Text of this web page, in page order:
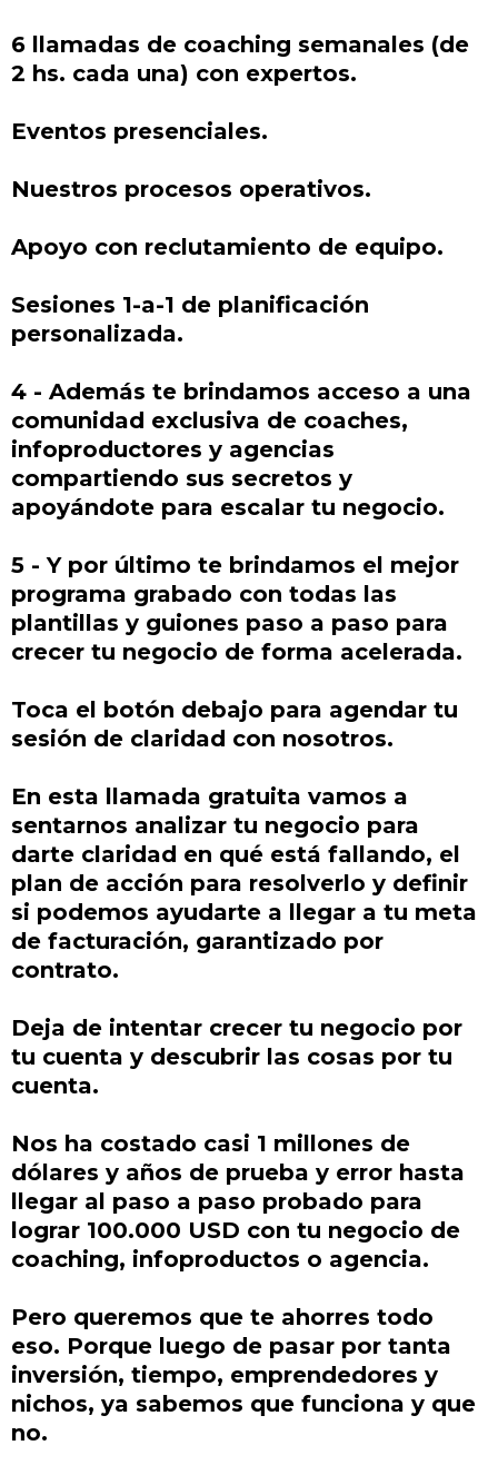
6 llamadas de coaching semanales (de
2 hs. cada una) con expertos.
Eventos presenciales.
Nuestros procesos operativos.
Apoyo con reclutamiento de equipo.
Sesiones 1-a-1 de planificación
personalizada.
4 - Además te brindamos acceso a una
comunidad exclusiva de coaches,
infoproductores y agencias
compartiendo sus secretos y
apoyándote para escalar tu negocio.
5 - Y por último te brindamos el mejor
programa grabado con todas las
plantillas y guiones paso a paso para
crecer tu negocio de forma acelerada.
Toca el botón debajo para agendar tu
sesión de claridad con nosotros.
En esta llamada gratuita vamos a
sentarnos analizar tu negocio para
darte claridad en qué está fallando, el
plan de acción para resolverlo y definir
si podemos ayudarte a llegar a tu meta
de facturación, garantizado por
contrato.
Deja de intentar crecer tu negocio por
tu cuenta y descubrir las cosas por tu
cuenta.
Nos ha costado casi 1 millones de
dólares y años de prueba y error hasta
llegar al paso a paso probado para
lograr 100.000 USD con tu negocio de
coaching, infoproductos o agencia.
Pero queremos que te ahorres todo
eso. Porque luego de pasar por tanta
inversión, tiempo, emprendedores y
nichos, ya sabemos que funciona y que
no.